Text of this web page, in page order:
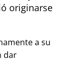
originarse
a su
dar